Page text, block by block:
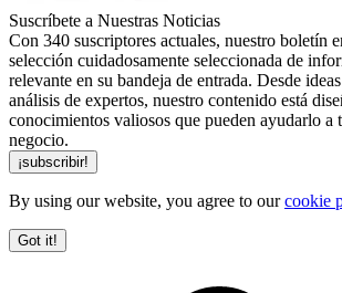
Suscríbete a Nuestras Noticias
Con 340 suscriptores actuales, nuestro boletín
selección cuidadosamente seleccionada de
relevante en su bandeja de entrada. Desde
análisis de expertos, nuestro contenido está
conocimientos valiosos que pueden ayudarlo a
negocio.
By using our website, you agree to ourcookie
Got it!